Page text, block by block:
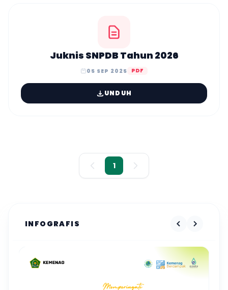
Juknis SNPDB Tahun 2026
05 SEP 2025 PDF
UNDUH
1
INFOGRAFIS
Mempersiapkan Unduhan...
Harap tunggu sebentar